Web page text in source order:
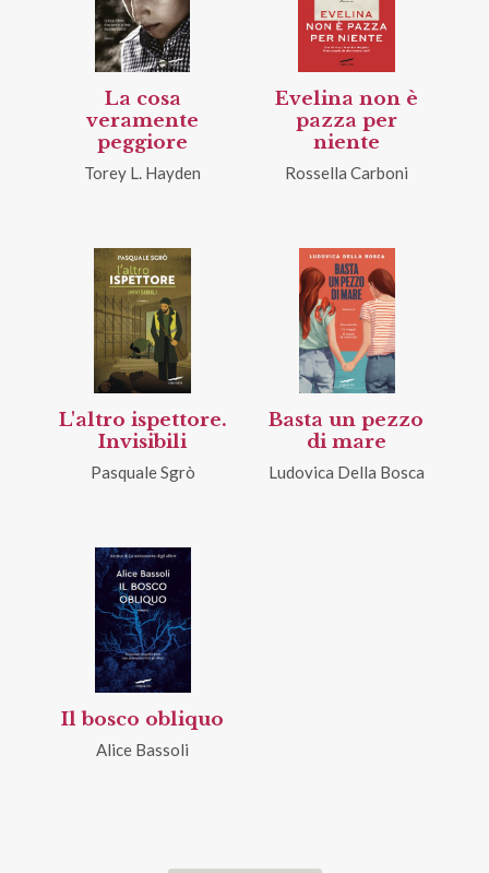
La cosa
veramente
peggiore
Torey L. Hayden
Evelina non è
pazza per
niente
Rossella Carboni
L'altro ispettore.
Invisibili
Pasquale Sgrò
Basta un pezzo
di mare
Ludovica Della Bosca
Il bosco obliquo
Alice Bassoli